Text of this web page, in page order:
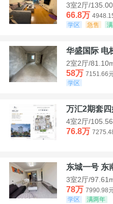
3室2厅/
66.8万
学区
急售
华盛国际 电
2室2厅/
58万 7151.66
学区
万汇2期套
4室2厅/
76.8万
东城一号 东
3室2厅/
78万 7990.98
学区
满两年